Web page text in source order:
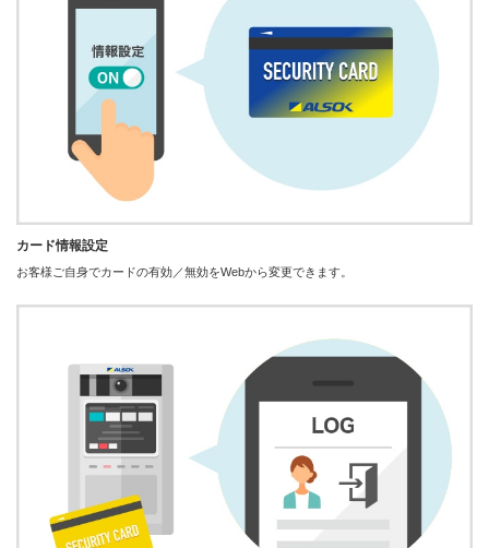
カード情報設定
お客様ご自身でカードの有効／無効をWebから変更できます。